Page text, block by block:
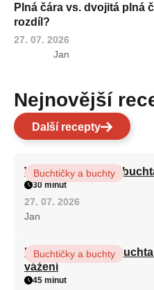
Plná čára vs. dvojitá plná
rozdíl?
27. 07. 2026
Jan
Nejnovější
Další recepty
Vláčná olejová litá
Buchtičky a buchty
30 minut
27. 07. 2026
Jan
Hrnková maková
vážení
Buchtičky a buchty
45 minut